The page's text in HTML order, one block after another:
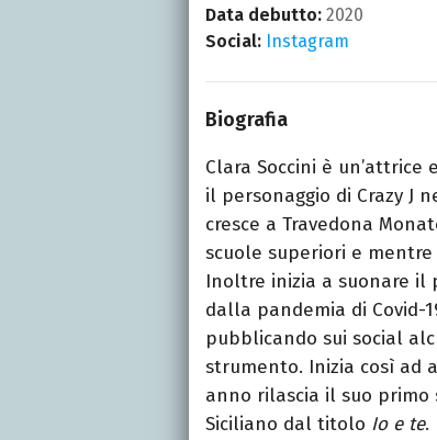
Data debutto: 2020
Social: Instagram
Biografia
Clara Soccini è
il personaggio di Crazy J
cresce a Travedona
scuole superiori e
Inoltre inizia a suonare il
dalla pandemia di Covid-
pubblicando sui social
strumento. Inizia così ad
anno rilascia il suo
Siciliano dal titolo Io e te.